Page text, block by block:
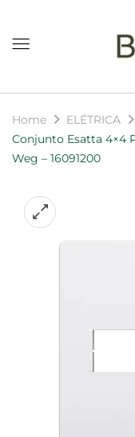
Home
ELÉTRICA
Conjunto Esatta 4×4
Weg – 16091200